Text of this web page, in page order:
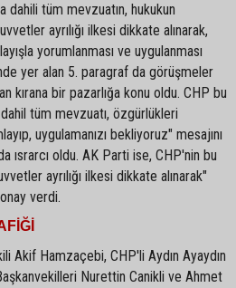
dahili tüm mevzuatın, hukukun
ayrılığı ilkesi dikkate alınarak,
yorumlanması ve uygulanması
yer alan 5. paragraf da görüşmeler
kırana bir pazarlığa konu oldu. CHP bu
tüm mevzuatı, özgürlükleri
uygulamanızı bekliyoruz" mesajını
ısrarcı oldu. AK Parti ise, CHP'nin bu
ayrılığı ilkesi dikkate alınarak"
verdi.
Akif Hamzaçebi, CHP'li Aydın Ayaydın
Nurettin Canikli ve Ahmet